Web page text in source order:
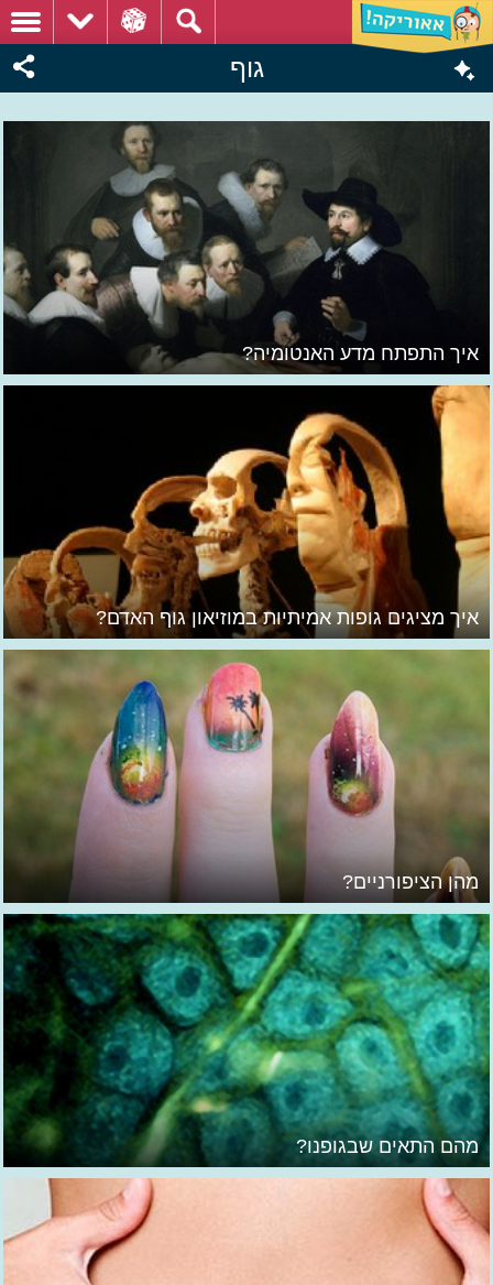
גוף
איך התפתח מדע האנטומיה?
איך מציגים גופות אמיתיות במוזיאון גוף האדם?
מהן הציפורניים?
מהם התאים שבגופנו?